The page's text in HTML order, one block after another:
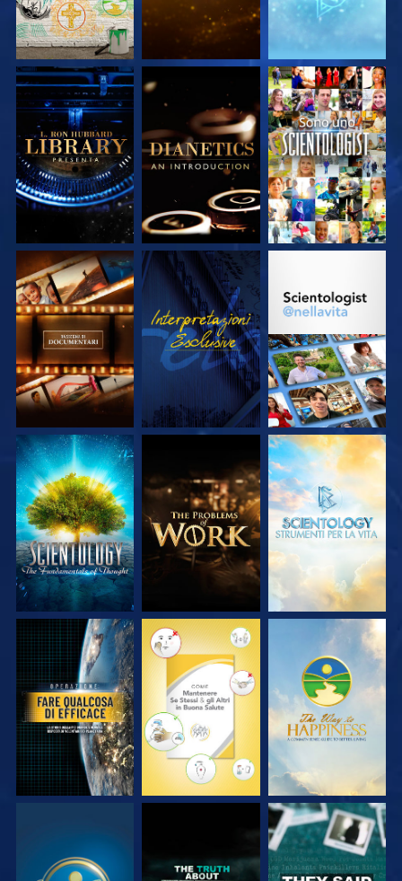
ESPLORA LE
SERIE
ESPLORA LE
SERIE
GUARDA
ESPLORA LE
SERIE
GUARDA
ESPLORA LE
ESPLORA LE
SERIE
ESPLORA LE
SERIE
ESPLORA LE
SERIE
GUARDA GUARDA GUARDA
GUARDA GUARDA GUARDA